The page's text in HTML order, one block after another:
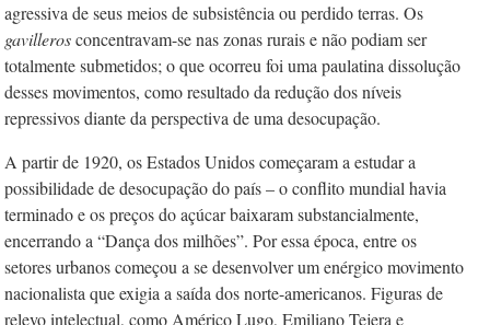
agressiva de seus meios de subsistência ou perdido terras. Os
gavillerosconcentravam-se nas zonas rurais e não podiam ser
totalmente submetidos; o que ocorreu foi uma paulatina dissolução
desses movimentos, como resultado da redução dos níveis
repressivos diante da perspectiva de uma desocupação.
A partir de 1920, os Estados Unidos começaram a estudar a
possibilidade de desocupação do país – o conflito mundial havia
terminado e os preços do açúcar baixaram substancialmente,
encerrando a “Dança dos milhões”. Por essa época, entre os
setores urbanos começou a se desenvolver um enérgico movimento
nacionalista que exigia a saída dos norte-americanos. Figuras de
relevo intelectual, como Américo Lugo, Emiliano Tejera e